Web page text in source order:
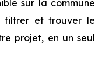
sur la commune
filtrer et trouver le
projet, en un seul